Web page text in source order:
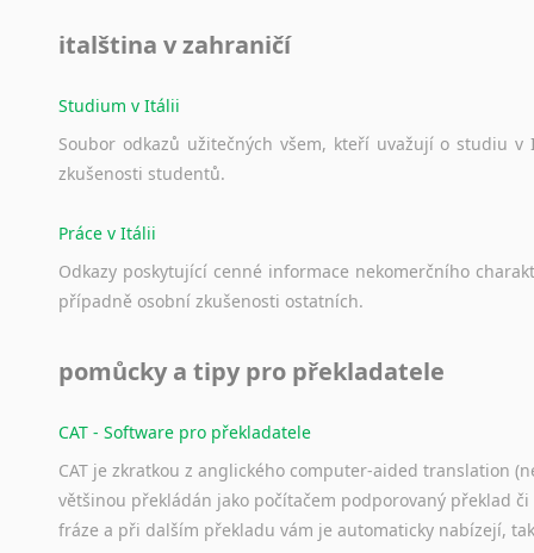
italština v zahraničí
Studium v Itálii
Soubor odkazů užitečných všem, kteří uvažují o studiu v
zkušenosti studentů.
Práce v Itálii
Odkazy poskytující cenné informace nekomerčního
případně osobní zkušenosti ostatních.
pomůcky a tipy pro překladatele
CAT - Software pro překladatele
CAT je zkratkou z anglického computer-aided translation
většinou překládán jako počítačem podporovaný překlad
fráze a při dalším překladu vám je automaticky nabízejí,